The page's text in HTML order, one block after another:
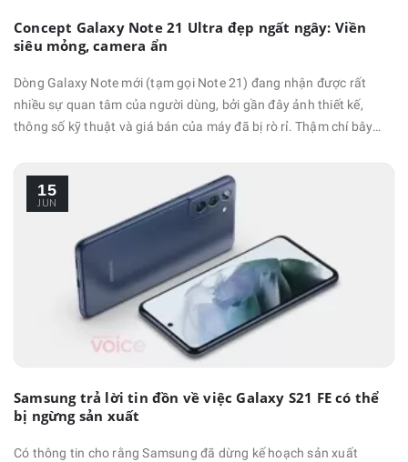
Concept Galaxy Note 21 Ultra đẹp ngất ngây: Viền
siêu mỏng, camera ẩn
Dòng Galaxy Note mới (tạm gọi Note 21) đang nhận được rất
nhiều sự quan tâm của người dùng, bởi gần đây ảnh thiết kế,
thông số kỹ thuật và giá bán của máy đã bị rò rỉ. Thậm chí bây
Note 21 Ultra bao đẹp, khiến cộng đồng mạng thích mê. Hình ảnh
15
JUN
Samsung trả lời tin đồn về việc Galaxy S21 FE có thể
bị ngừng sản xuất
Có thông tin cho rằng Samsung đã dừng kế hoạch sản xuất